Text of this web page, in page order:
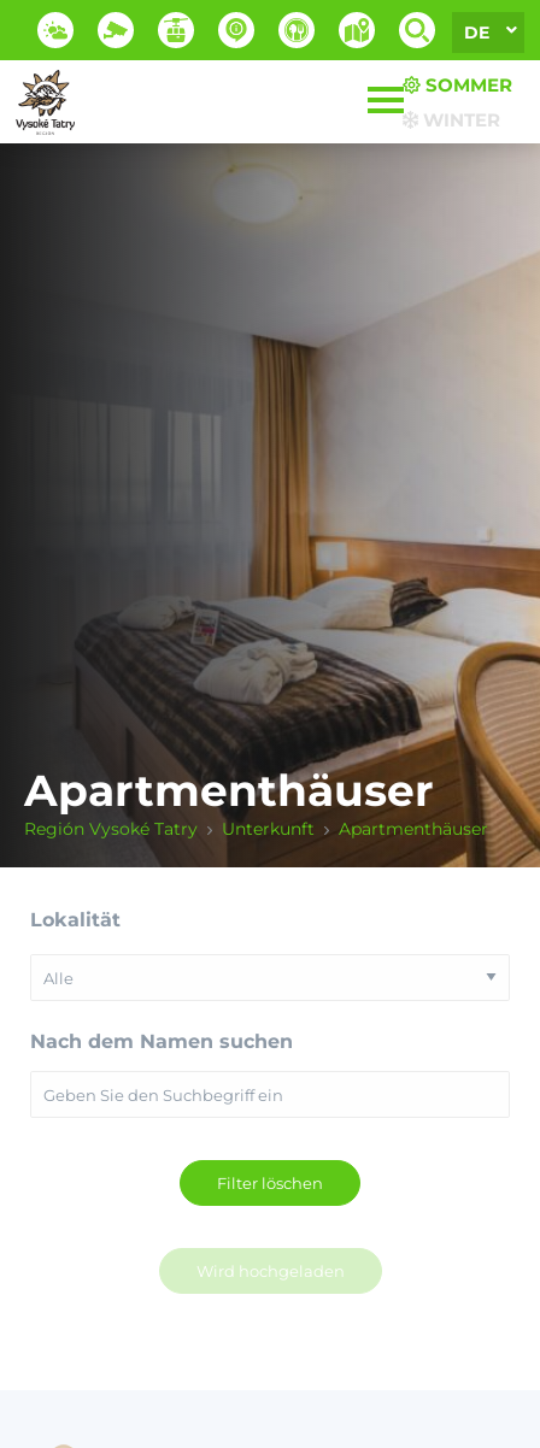
DE
SOMMER
WINTER
Apartmenthäuser
Región Vysoké Tatry Unterkunft Apartmenthäuser
Lokalität
Nach dem Namen suchen
Wird hochgeladen